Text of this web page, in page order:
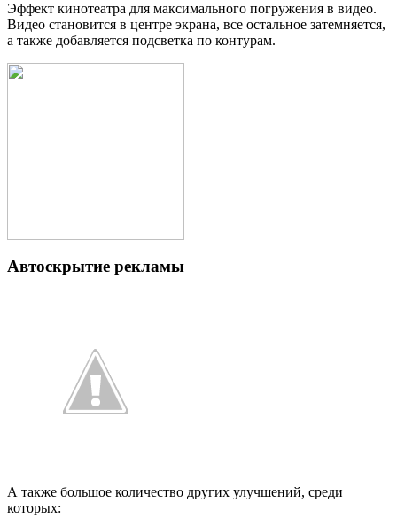
Эффект кинотеатра для максимального погружения в видео.
Видео становится в центре экрана, все остальное затемняется,
а также добавляется подсветка по контурам.
Автоскрытие рекламы
А также большое количество других улучшений, среди
которых: